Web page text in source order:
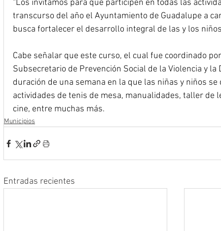
“Los invitamos para que participen en todas las
transcurso del año el Ayuntamiento de Guadalupe a
busca fortalecer el desarrollo integral de las y los
Cabe señalar que este curso, el cual fue coordinado
Subsecretario de Prevención Social de la Violencia y
duración de una semana en la que las niñas y niños
actividades de tenis de mesa, manualidades, taller de
cine, entre muchas más.
Municipios
Entradas recientes